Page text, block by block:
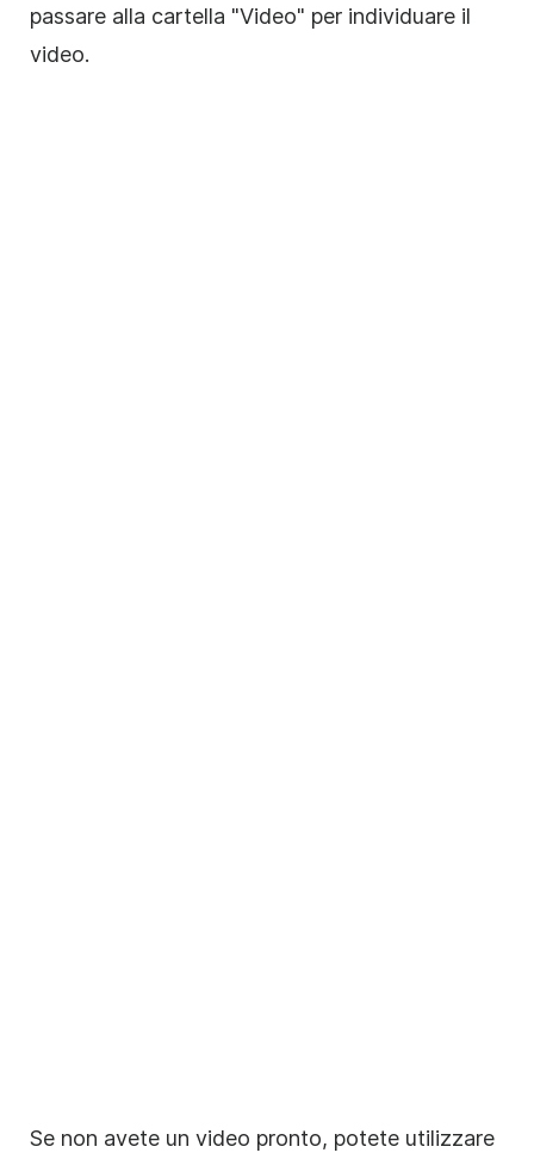
passare alla cartella "Video" per individuare il
video.
Se non avete un video pronto, potete utilizzare